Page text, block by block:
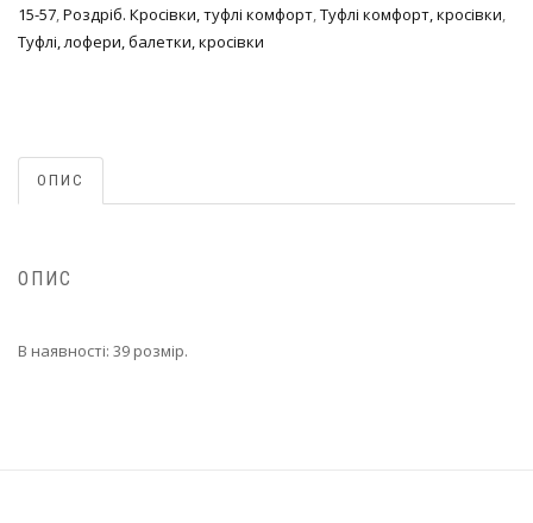
15-57,Роздріб. Кросівки, туфлі комфорт,Туфлі комфорт, кросівки,
Туфлі, лофери, балетки, кросівки
ОПИС
ОПИС
В наявності: 39 розмір.